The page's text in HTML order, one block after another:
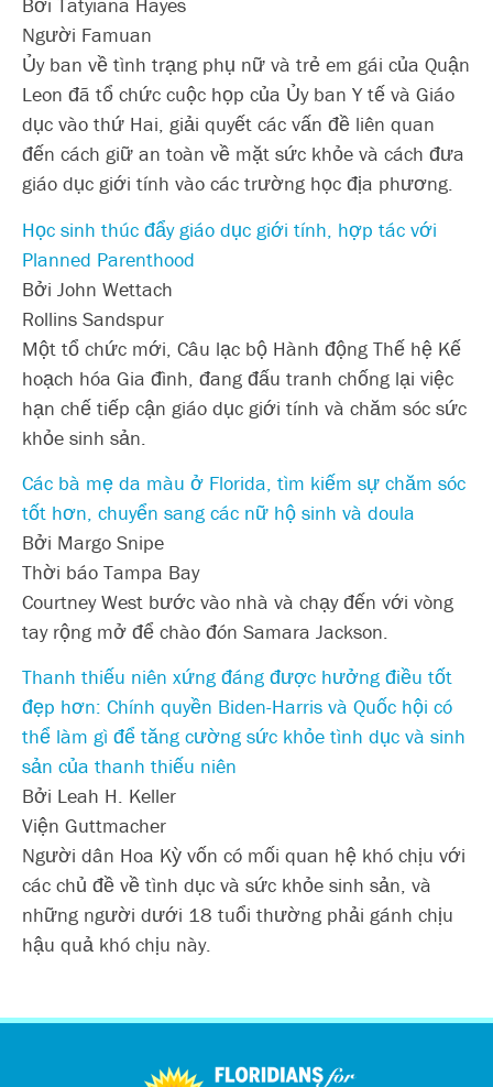
Bởi Tatyiana Hayes
Người Famuan
Ủy ban về tình trạng phụ nữ và trẻ em gái của Quận
Leon đã tổ chức cuộc họp của Ủy ban Y tế và Giáo
dục vào thứ Hai, giải quyết các vấn đề liên quan
đến cách giữ an toàn về mặt sức khỏe và cách đưa
giáo dục giới tính vào các trường học địa phương.
Học sinh thúc đẩy giáo dục giới tính, hợp tác với
Planned Parenthood
Bởi John Wettach
Rollins Sandspur
Một tổ chức mới, Câu lạc bộ Hành động Thế hệ Kế
hoạch hóa Gia đình, đang đấu tranh chống lại việc
hạn chế tiếp cận giáo dục giới tính và chăm sóc sức
khỏe sinh sản.
Các bà mẹ da màu ở Florida, tìm kiếm sự chăm sóc
tốt hơn, chuyển sang các nữ hộ sinh và doula
Bởi Margo Snipe
Thời báo Tampa Bay
Courtney West bước vào nhà và chạy đến với vòng
tay rộng mở để chào đón Samara Jackson.
Thanh thiếu niên xứng đáng được hưởng điều tốt
đẹp hơn: Chính quyền Biden-Harris và Quốc hội có
thể làm gì để tăng cường sức khỏe tình dục và sinh
sản của thanh thiếu niên
Bởi Leah H. Keller
Viện Guttmacher
Người dân Hoa Kỳ vốn có mối quan hệ khó chịu với
các chủ đề về tình dục và sức khỏe sinh sản, và
những người dưới 18 tuổi thường phải gánh chịu
hậu quả khó chịu này.